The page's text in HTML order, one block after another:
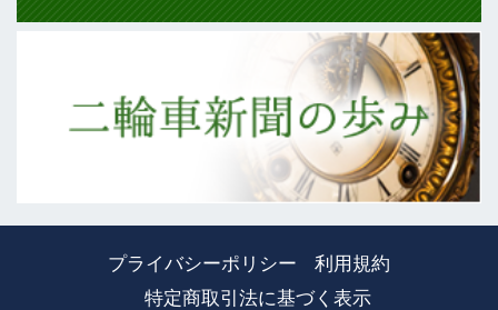
プライバシーポリシー
利用規約
特定商取引法に基づく表示